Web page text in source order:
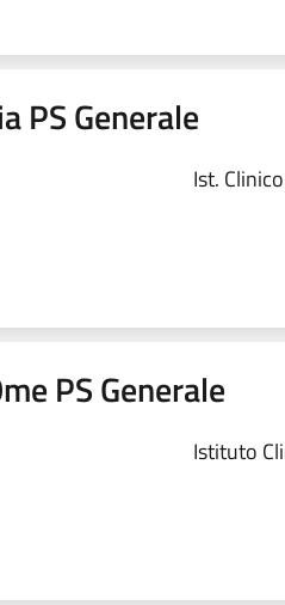
PS Generale
Ist.
PS Generale
Istituto